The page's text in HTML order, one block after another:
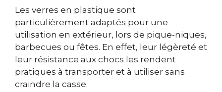
Les verres en plastique sont
particulièrement adaptés pour une
utilisation en extérieur, lors de pique-niques,
barbecues ou fêtes. En effet, leur légèreté et
leur résistance aux chocs les rendent
pratiques à transporter et à utiliser sans
craindre la casse.